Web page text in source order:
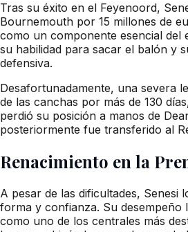
Tras su éxito en el Feyenoord,
Bournemouth por 15 millones de
como un componente esencial del
su habilidad para sacar el balón y
defensiva.
Desafortunadamente, una severa
de las canchas por más de 130
perdió su posición a manos de
posteriormente fue transferido al
Renacimiento en la
A pesar de las dificultades, Senesi
forma y confianza. Su desempeño
como uno de los centrales más